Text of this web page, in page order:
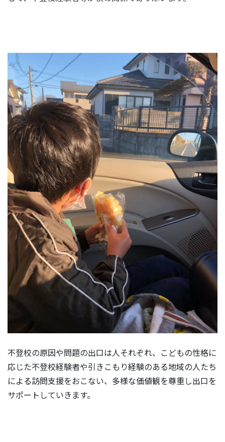
不登校の原因や問題の出口は人それぞれ、こどもの性格に
応じた不登校経験者や引きこもり経験のある地域の人たち
による訪問支援をおこない、多様な価値観を尊重し出口を
サポートしていきます。